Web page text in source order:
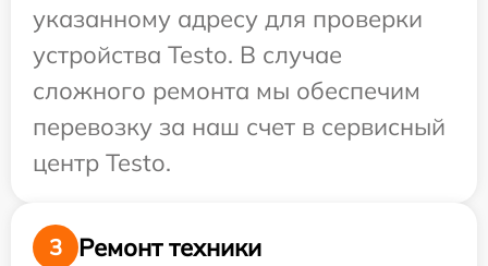
указанному адресу для проверки
устройства Testo. В случае
сложного ремонта мы обеспечим
перевозку за наш счет в сервисный
центр Testo.
3
Ремонт техники